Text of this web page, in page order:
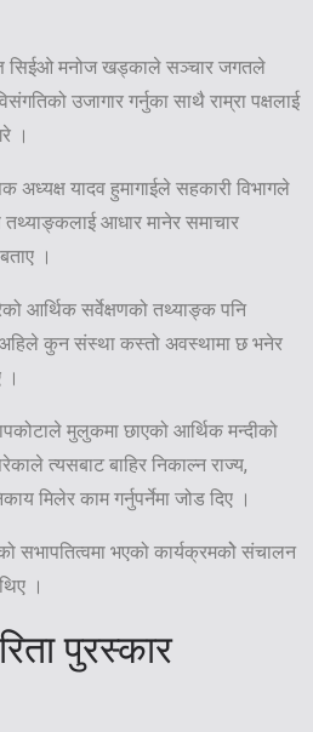
सिईओ मनोज खड्काले सञ्चार जगतले
उजागार गर्नुका साथै राम्रा पक्षलाई
।
अध्यक्ष यादव हुमागाईले सहकारी विभागले
आधार मानेर समाचार
।
आर्थिक सर्वेक्षणको तथ्याङ्क पनि
कुन संस्था कस्तो अवस्थामा छ भनेर
।
मुलुकमा छाएको आर्थिक मन्दीको
त्यसबाट बाहिर निकाल्न राज्य,
मिलेर काम गर्नुपर्नेमा जोड दिए ।
सभापतित्वमा भएको कार्यक्रमकोे संचालन
।
पुरस्कार